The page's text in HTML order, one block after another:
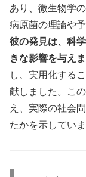
あり、微生物学
病原菌の理論や
彼の発見は、科
きな影響を与え
し、実用化する
献しました。こ
え、実際の社会
たかを示していま